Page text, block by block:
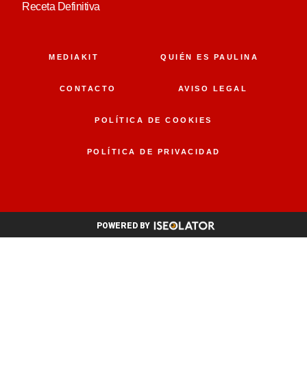
Receta Definitiva
MEDIAKIT QUIÉN ES PAULINA
CONTACTO AVISO LEGAL
POLÍTICA DE COOKIES
POLÍTICA DE PRIVACIDAD
POWERED BY